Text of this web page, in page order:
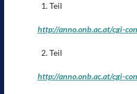
Teil
http://anno.onb.ac.at/cgi-
Teil
http://anno.onb.ac.at/cgi-